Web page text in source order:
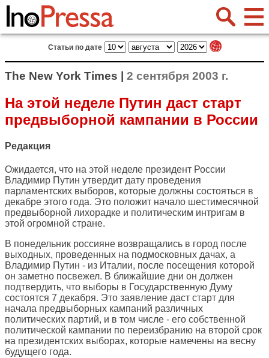
Статьи по дате
The New York Times | 2 сентября 2003 г.
На этой неделе Путин даст старт
предвыборной кампании в России
Редакция
Ожидается, что на этой неделе президент России
Владимир Путин утвердит дату проведения
парламентских выборов, которые должны состояться в
декабре этого года. Это положит начало шестимесячной
предвыборной лихорадке и политическим интригам в
этой огромной стране.
В понедельник россияне возвращались в город после
выходных, проведенных на подмосковных дачах, а
Владимир Путин - из Италии, после посещения которой
он заметно посвежел. В ближайшие дни он должен
подтвердить, что выборы в Государственную Думу
состоятся 7 декабря. Это заявление даст старт для
начала предвыборных кампаний различных
политических партий, и в том числе - его собственной
политической кампании по переизбранию на второй срок
на президентских выборах, которые намечены на весну
будущего года.